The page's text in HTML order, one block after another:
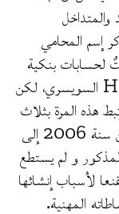
إسم المحامي
لحسابات بنكية
في فرع الحسابات الخاصة التابع لبنك HSBC السويسري، لكن
الإنتخابات الرئاسية سنة 2014 ارتبط هذه المرة بثلاث
شركات يمتد تاريخ إنشائها على 9 سنوات، من سنة 2006 إلى
المذكور و لم يستطع
لأسباب إنشائها
المهنية.